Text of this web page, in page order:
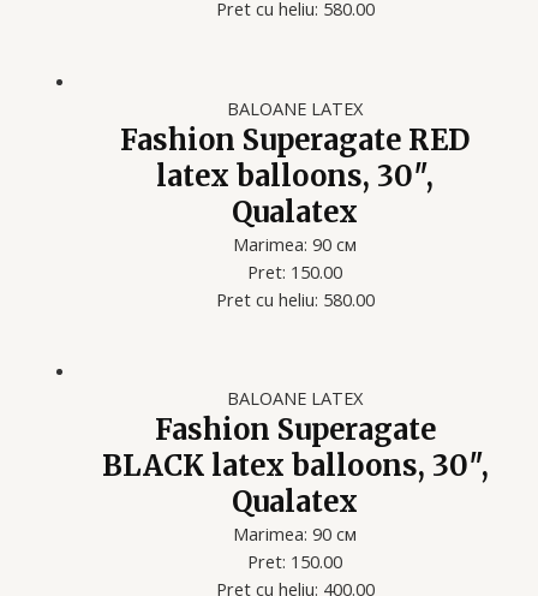
Pret cu heliu: 580.00
BALOANE LATEX
Fashion Superagate RED
latex balloons, 30″,
Qualatex
Marimea: 90 см
Pret: 150.00
Pret cu heliu: 580.00
BALOANE LATEX
Fashion Superagate
BLACK latex balloons, 30″,
Qualatex
Marimea: 90 см
Pret: 150.00
Pret cu heliu: 400.00